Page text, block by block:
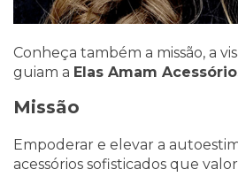
Conheça também a missão, a
guiam a Elas Amam
Missão
Empoderar e elevar a
acessórios sofisticados que